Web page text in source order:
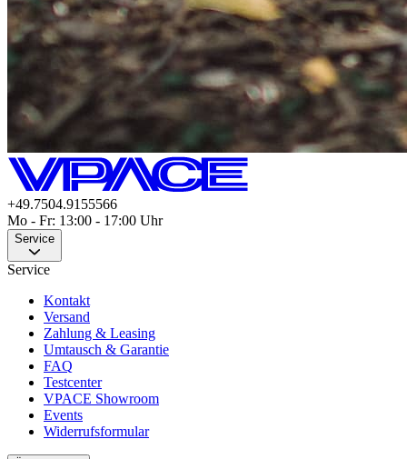
+49.7504.9155566
Mo - Fr: 13:00 - 17:00 Uhr
Service
Service
Kontakt
Versand
Zahlung & Leasing
Umtausch & Garantie
FAQ
Testcenter
VPACE Showroom
Events
Widerrufsformular